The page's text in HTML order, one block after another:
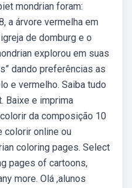
mondrian foram:
a árvore vermelha em
de domburg e o
explorou em suas
dando preferências as
e vermelho. Saiba tudo
Baixe e imprima
da composição 10
colorir online ou
coloring pages. Select
pages of cartoons,
more. Olá ,alunos